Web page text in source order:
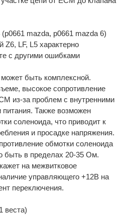
mazda, p0661 mazda 6)
Z6, LF, L5 характерно
с другими ошибками
быть комплексной.
высокое сопротивление
из-за проблем с внутренними
Также возможен
соленоида, что приводит к
и просадке напряжения.
обмотки соленоида
быть в пределах 20-35 Ом.
на межвитковое
управляющего +12В на
переключения.
веста)